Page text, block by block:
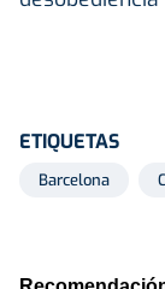
ETIQUETAS
Barcelona